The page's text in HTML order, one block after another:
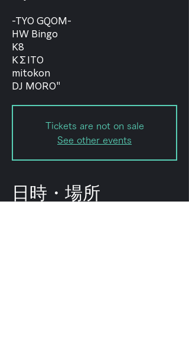
-TYO GQOM-
HW Bingo
K8
KΣITO
mitokon
DJ MORO"
Tickets are not on sale
See other events
日時・場所